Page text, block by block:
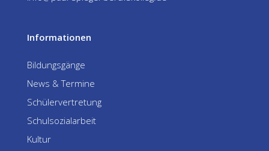
Informationen
Bildungsgänge
News & Termine
Schülervertretung
Schulsozialarbeit
Kultur